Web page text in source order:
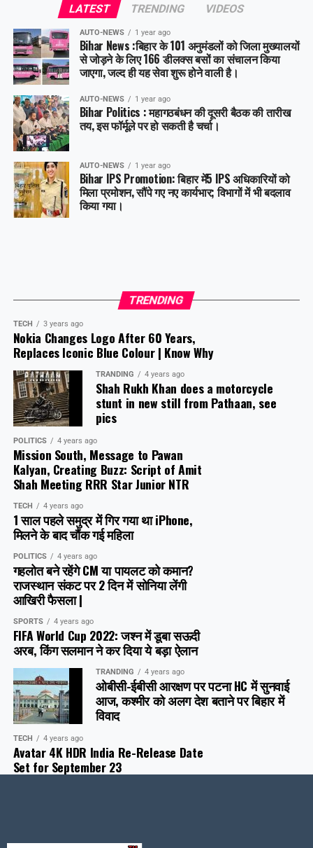
Facebook X
Like this:
LATEST TRENDING VIDEOS
AUTO-NEWS 1 year ago
Bihar News :बिहार के 101 अनुमंडलों को जिला मुख्यालयों
से जोड़ने के लिए 166 डीलक्स बसों का संचालन किया
जाएगा, जल्द ही यह सेवा शुरू होने वाली है।
AUTO-NEWS 1 year ago
Bihar Politics : महागठबंधन की दूसरी बैठक की तारीख
तय, इस फॉर्मूले पर हो सकती है चर्चा।
AUTO-NEWS 1 year ago
Bihar IPS Promotion: बिहार में5 IPS अधिकारियों को
मिला प्रमोशन, सौंपे गए नए कार्यभार; विभागों में भी बदलाव
किया गया।
TRENDING
TECH 3 years ago
Nokia Changes Logo After 60 Years,
Replaces Iconic Blue Colour | Know Why
TRANDING 4 years ago
Shah Rukh Khan does a motorcycle
stunt in new still from Pathaan, see
pics
POLITICS 4 years ago
Mission South, Message to Pawan
Kalyan, Creating Buzz: Script of Amit
Shah Meeting RRR Star Junior NTR
TECH 4 years ago
1 साल पहले समुद्र में गिर गया था iPhone,
मिलने के बाद चौंक गई महिला
POLITICS 4 years ago
गहलोत बने रहेंगे CM या पायलट को कमान?
राजस्थान संकट पर 2 दिन में सोनिया लेंगी
आखिरी फैसला |
SPORTS 4 years ago
FIFA World Cup 2022: जश्न में डूबा सऊदी
अरब, क‍िंग सलमान ने कर दिया ये बड़ा ऐलान
TRANDING 4 years ago
ओबीसी-ईबीसी आरक्षण पर पटना HC में सुनवाई
आज, कश्मीर को अलग देश बताने पर बिहार में
विवाद
TECH 4 years ago
Avatar 4K HDR India Re-Release Date
Set for September 23